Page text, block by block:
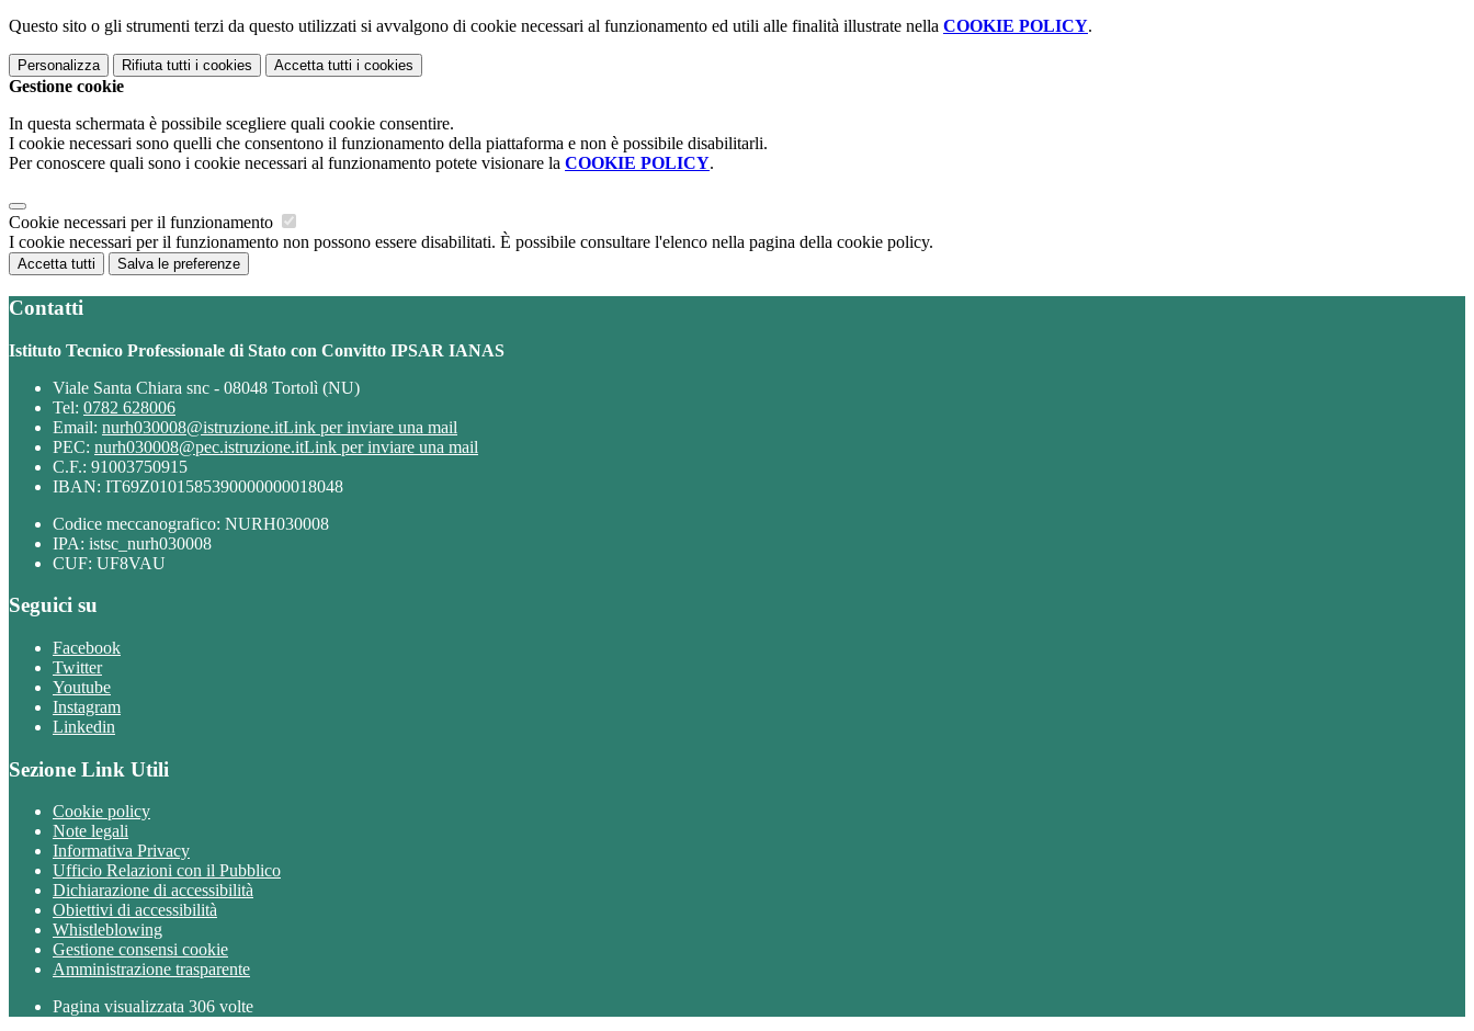
Questo sito o gli strumenti terzi da questo utilizzati si avvalgono di cookie necessari al funzionamento ed utili alle finalità illustrate nella COOKIE POLICY.
Personalizza Rifiuta tutti i cookies Accetta tutti i cookies
Gestione cookie
In questa schermata è possibile scegliere quali cookie consentire.
I cookie necessari sono quelli che consentono il funzionamento della piattaforma e non è possibile disabilitarli.
Per conoscere quali sono i cookie necessari al funzionamento potete visionare la COOKIE POLICY.
Cookie necessari per il funzionamento
I cookie necessari per il funzionamento non possono essere disabilitati. È possibile consultare l'elenco nella pagina della cookie policy.
Accetta tutti Salva le preferenze
Contatti
Istituto Tecnico Professionale di Stato con Convitto IPSAR IANAS
Viale Santa Chiara snc - 08048 Tortolì (NU)
Tel: 0782 628006
Email: nurh030008@istruzione.itLink per inviare una mail
PEC: nurh030008@pec.istruzione.itLink per inviare una mail
C.F.: 91003750915
IBAN: IT69Z0101585390000000018048
Codice meccanografico: NURH030008
IPA: istsc_nurh030008
CUF: UF8VAU
Seguici su
Facebook
Twitter
Youtube
Instagram
Linkedin
Sezione Link Utili
Cookie policy
Note legali
Informativa Privacy
Ufficio Relazioni con il Pubblico
Dichiarazione di accessibilità
Obiettivi di accessibilità
Whistleblowing
Gestione consensi cookie
Amministrazione trasparente
Pagina visualizzata 306 volte